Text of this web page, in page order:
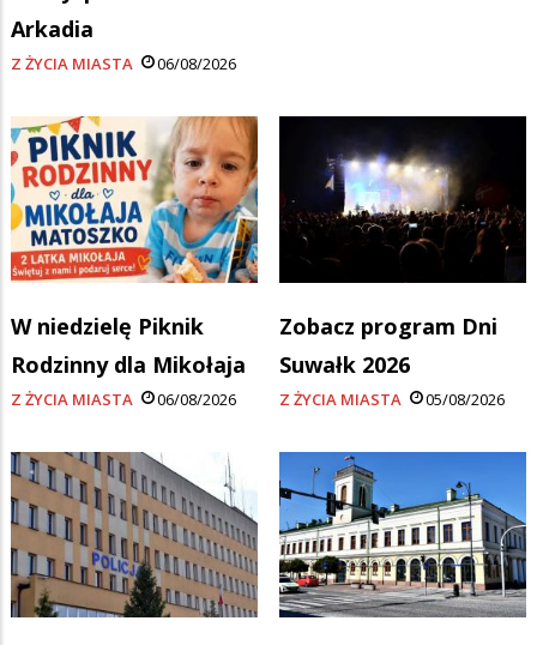
Arkadia
Z ŻYCIA MIASTA 06/08/2026
W niedzielę Piknik
Rodzinny dla Mikołaja
Z ŻYCIA MIASTA 06/08/2026
Zobacz program Dni
Suwałk 2026
Z ŻYCIA MIASTA 05/08/2026